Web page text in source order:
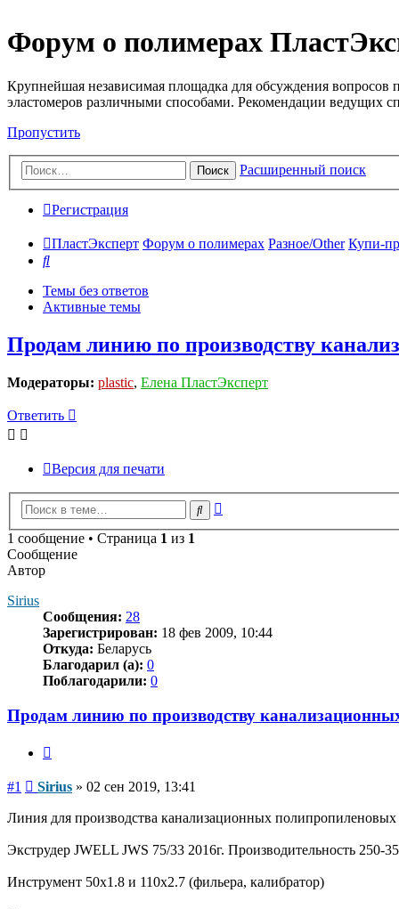
Форум о полимерах
Крупнейшая независимая площадка для обсуждения вопросов
эластомеров различными способами. Рекомендации ведущих
Пропустить
Поиск Расширенный поиск
Регистрация
ПластЭксперт Форум о полимерах Разное/Other Купи-
Поиск
Темы без ответов
Активные темы
Продам линию по производству
Модераторы: plastic, Елена ПластЭксперт
Ответить
Версия для печати
Поиск
1 сообщение • Страница 1 из 1
Сообщение
Автор
Sirius
Сообщения: 28
Зарегистрирован: 18 фев 2009, 10:44
Откуда: Беларусь
Благодарил (а): 0
Поблагодарили: 0
Продам линию по производству
#1 Сообщение
Sirius » 02 сен 2019, 13:41
Линия для производства канализационных полипропиленовых
Экструдер JWELL JWS 75/33 2016г. Производительность 250-
Инструмент 50х1.8 и 110х2.7 (фильера, калибратор)